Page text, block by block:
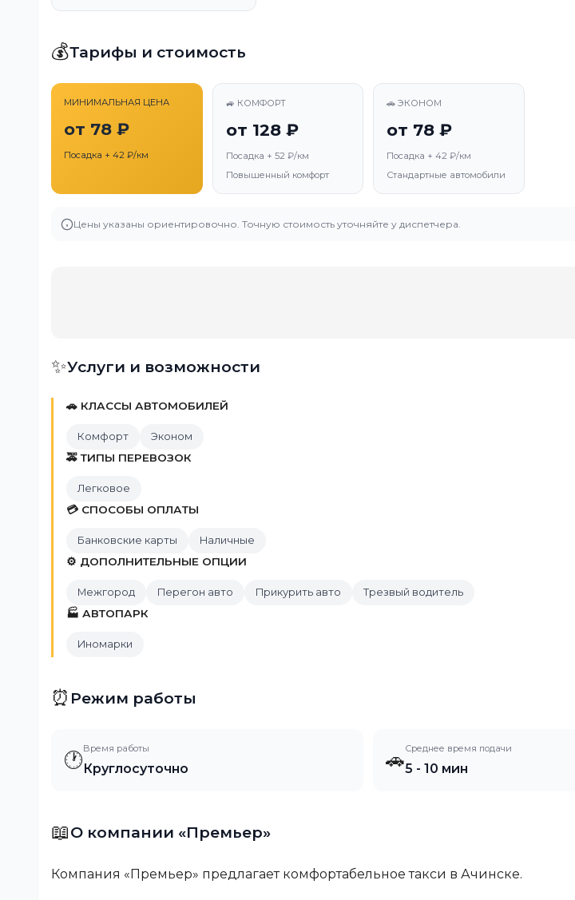
💰Тарифы и стоимость
МИНИМАЛЬНАЯ ЦЕНА
от 78 ₽
Посадка + 42 ₽/км
🚙 КОМФОРТ
от 128 ₽
Посадка + 52 ₽/км
Повышенный комфорт
🚗 ЭКОНОМ
от 78 ₽
Посадка + 42 ₽/км
Стандартные автомобили
Цены указаны ориентировочно. Точную стоимость уточняйте у диспетчера.
✨Услуги и возможности
🚗 КЛАССЫ АВТОМОБИЛЕЙ
Комфорт Эконом
🚕 ТИПЫ ПЕРЕВОЗОК
Легковое
💳 СПОСОБЫ ОПЛАТЫ
Банковские карты Наличные
⚙️ ДОПОЛНИТЕЛЬНЫЕ ОПЦИИ
Межгород Перегон авто Прикурить авто Трезвый водитель
🏭 АВТОПАРК
Иномарки
⏰ Режим работы
🕐Время работы
Круглосуточно 🚗Среднее время подачи
5 - 10 мин
📖О компании «Премьер»
Компания «Премьер» предлагает комфортабельное такси в Ачинске.